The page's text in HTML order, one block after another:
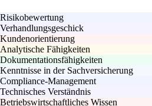
Risikobewertung
Verhandlungsgeschick
Kundenorientierung
Analytische Fähigkeiten
Dokumentationsfähigkeiten
Kenntnisse in der Sachversicherung
Compliance-Management
Technisches Verständnis
Betriebswirtschaftliches Wissen